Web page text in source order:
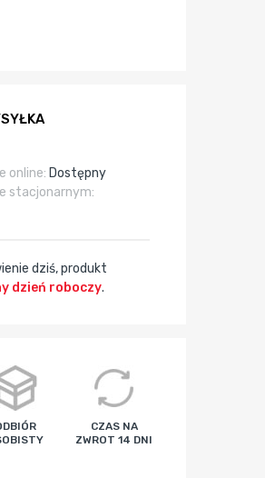
online: Dostępny
stacjonarnym:
dziś, produkt
dzień roboczy.
CZAS NA
ZWROT 14 DNI